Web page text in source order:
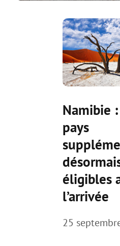
Namibie
pays
éligibles
l’arrivée
25